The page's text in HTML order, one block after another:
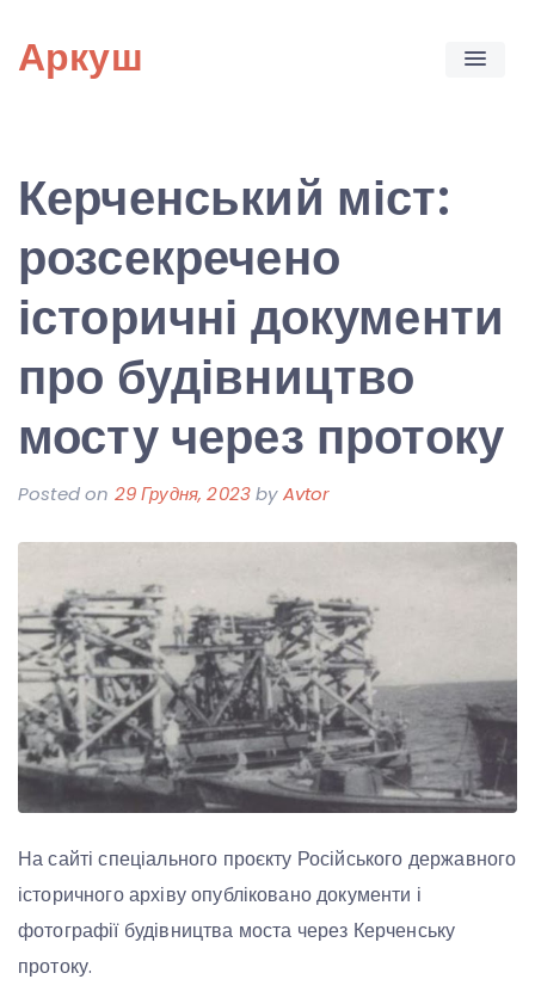
content
Аркуш
Керченський міст:
розсекречено
історичні документи
про будівництво
мосту через протоку
Posted on 29 Грудня, 2023byAvtor
На сайті спеціального проєкту Російського державного
історичного архіву опубліковано документи і
фотографії будівництва моста через Керченську
протоку.